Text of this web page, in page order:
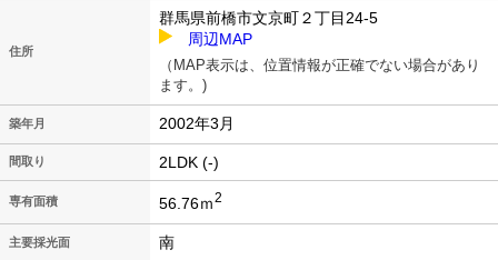
住所
群馬県前橋市文京町２丁目24-5
周辺MAP
（MAP表示は、位置情報が正確でない場合があり
ます。)
築年月 2002年3月
間取り 2LDK (-)
専有面積 56.76ｍ2
主要採光面 南